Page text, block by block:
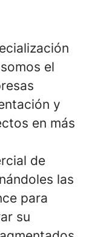
el
y
en más
de
las
para
su